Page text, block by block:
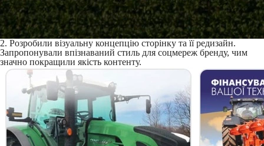
2. Розробили візуальну концепцію сторінку та її редизайн.
Запропонували впізнаваний стиль для соцмереж бренду, чим
значно покращили якість контенту.